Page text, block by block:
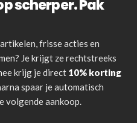
scherper. Pak
frisse acties en
Je krijgt ze rechtstreeks
krijg je direct 10% korting
spaar je automatisch
volgende aankoop.